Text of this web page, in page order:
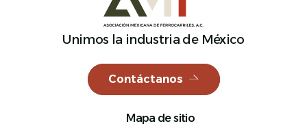
Unimos la industria de México
Contáctanos
Mapa de sitio